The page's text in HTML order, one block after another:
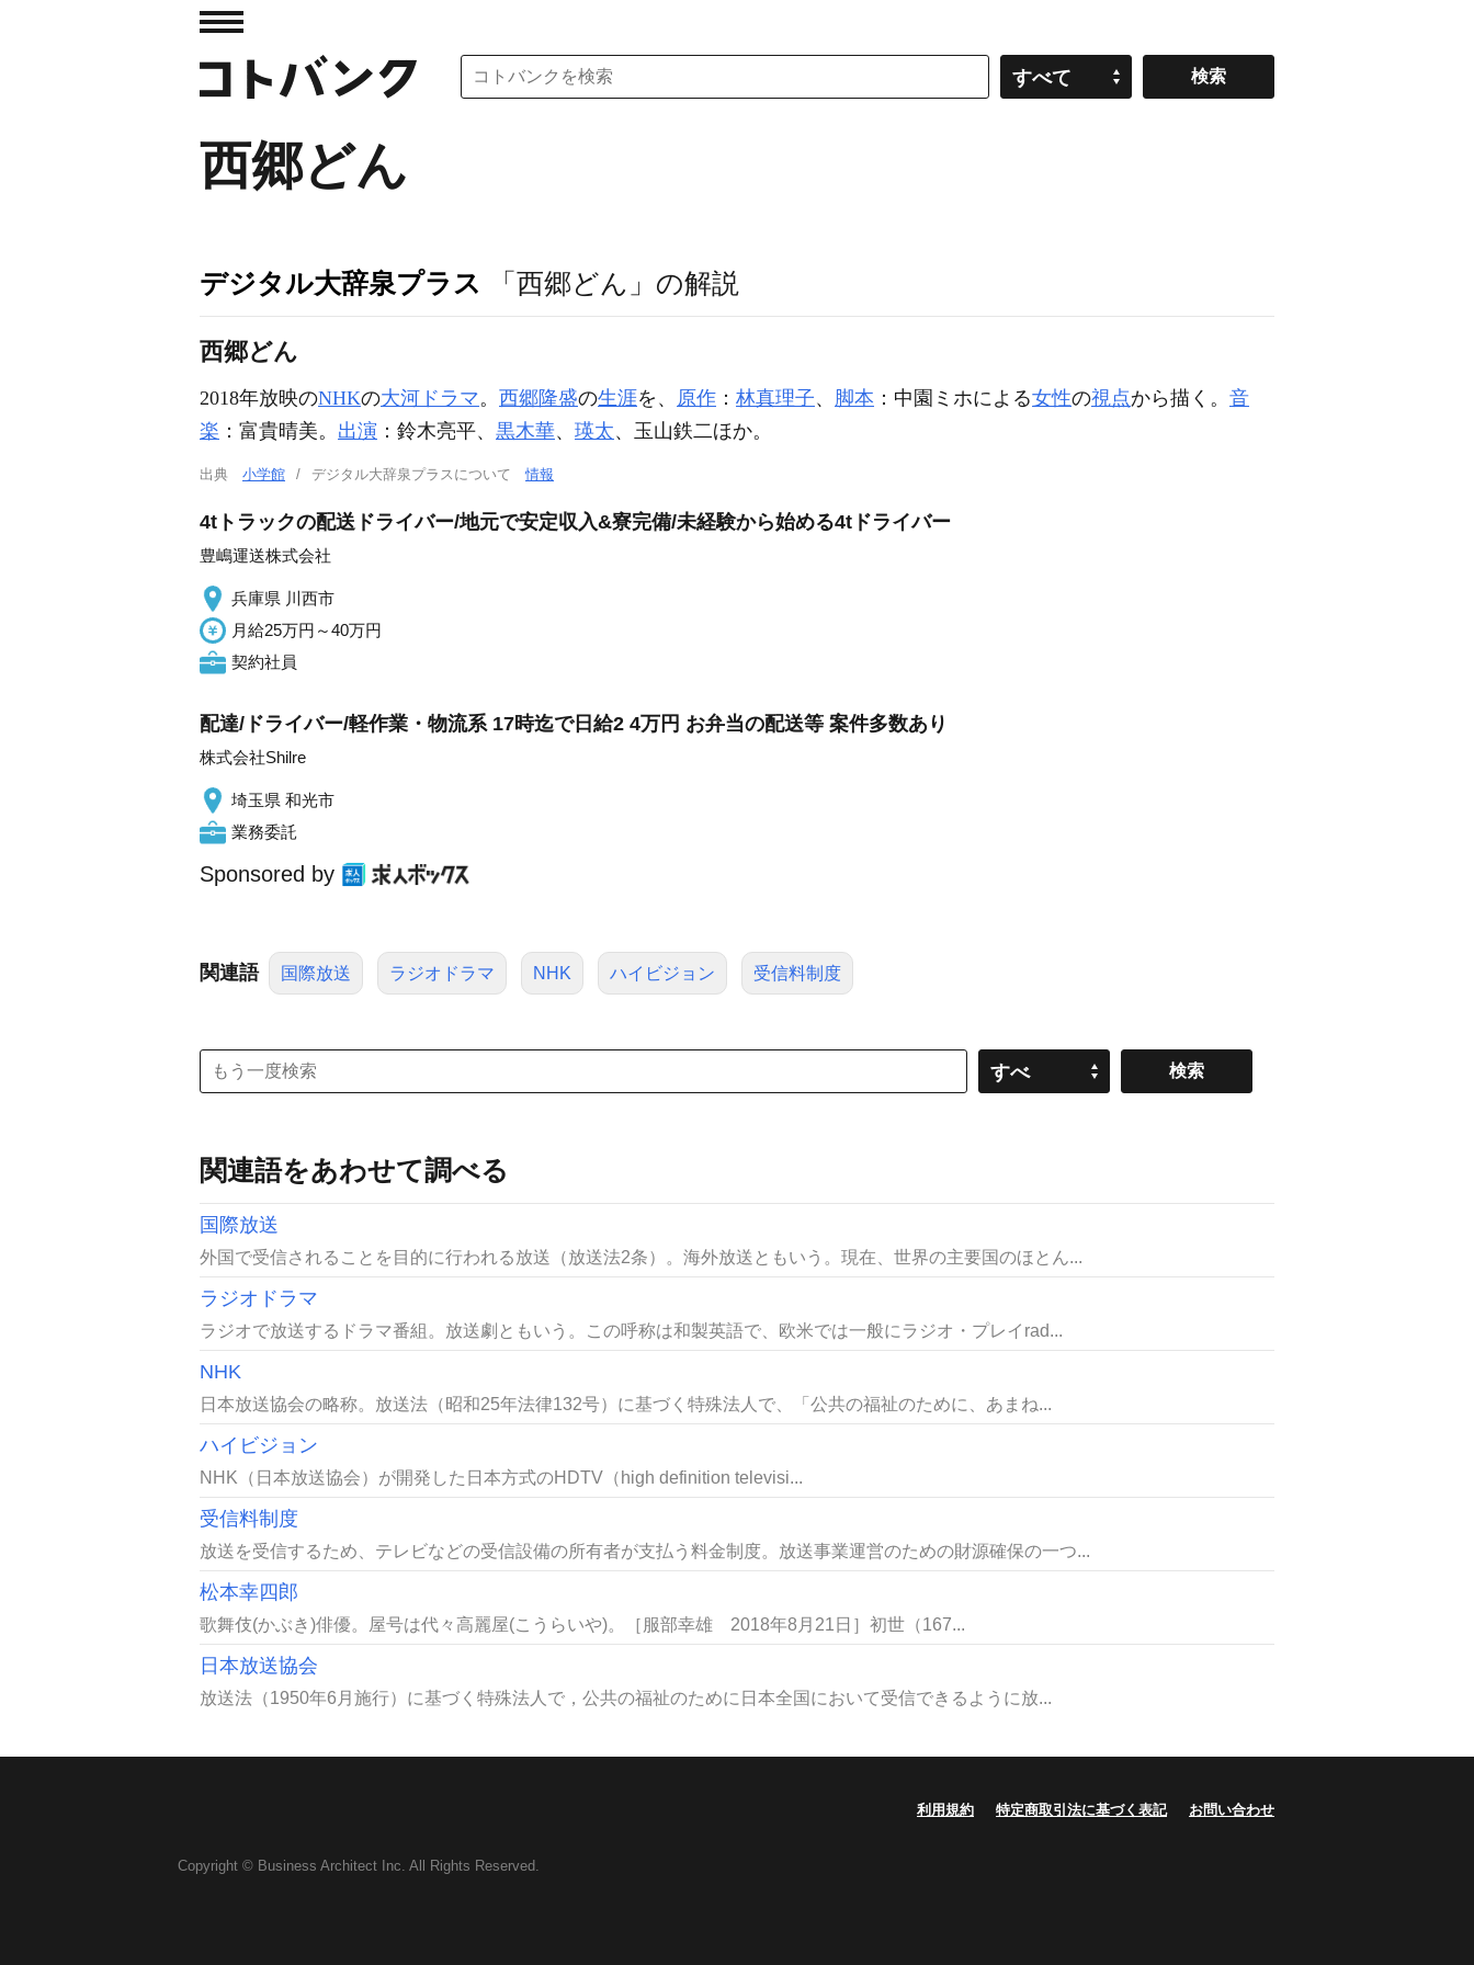
すべて
西郷どん
デジタル大辞泉プラス 「西郷どん」の解説
西郷どん
2018年放映のNHKの大河ドラマ。 西郷隆盛の生涯を、 原作 ： 林真理子、 脚本 ：中園ミホによる女性の視点から描く。 音
楽 ：富貴晴美。 出演 ：鈴木亮平、 黒木華、 瑛太、玉山鉄二ほか。
出典 小学館 デジタル大辞泉プラスについて情報
4tトラックの配送ドライバー/地元で安定収入&寮完備/未経験から始める4tドライバー
豊嶋運送株式会社
兵庫県 川西市
月給25万円～40万円
契約社員
配達/ドライバー/軽作業・物流系 17時迄で日給2 4万円 お弁当の配送等 案件多数あり
株式会社Shilre
埼玉県 和光市
業務委託
Sponsored by
関連語 国際放送 ラジオドラマ NHK ハイビジョン 受信料制度
すべ
関連語をあわせて調べる
国際放送
外国で受信されることを目的に行われる放送（放送法2条）。海外放送ともいう。現在、世界の主要国のほとん...
ラジオドラマ
ラジオで放送するドラマ番組。放送劇ともいう。この呼称は和製英語で、欧米では一般にラジオ・プレイrad...
NHK
日本放送協会の略称。放送法（昭和25年法律132号）に基づく特殊法人で、「公共の福祉のために、あまね...
ハイビジョン
NHK（日本放送協会）が開発した日本方式のHDTV（high definition televisi...
受信料制度
放送を受信するため、テレビなどの受信設備の所有者が支払う料金制度。放送事業運営のための財源確保の一つ...
松本幸四郎
歌舞伎(かぶき)俳優。屋号は代々高麗屋(こうらいや)。［服部幸雄 2018年8月21日］初世（167...
日本放送協会
放送法（1950年6月施行）に基づく特殊法人で，公共の福祉のために日本全国において受信できるように放...
利用規約 特定商取引法に基づく表記 お問い合わせ
Copyright © Business Architect Inc. All Rights Reserved.